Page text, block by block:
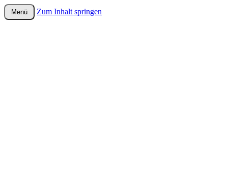
wurster-cartoon-blog.de
Menü Zum Inhalt springen